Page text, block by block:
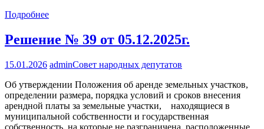
Подробнее
Решение № 39 от 05.12.2025г.
15.01.2026 adminСовет народных депутатов
Об утверждении Положения об аренде земельных участков,
определении размера, порядка условий и сроков внесения
арендной платы за земельные участки, находящиеся в
муниципальной собственности и государственная
собственность, на которые не разграничена, расположенные